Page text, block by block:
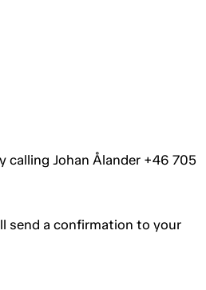
calling Johan Ålander +46 705
send a confirmation to your